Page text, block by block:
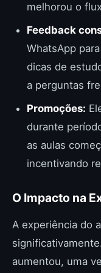
melhorou o
Feedback
WhatsApp
dicas de
a perguntas
Promoções:
durante
as aulas
incentivando
O Impacto na
A experiência do
aumentou, uma